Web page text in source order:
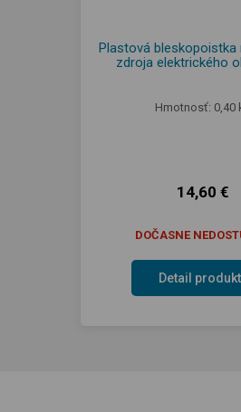
Plastová bleskopoistka
zdroja elektrického
Hmotnosť: 0,40
14,60 €
DOČASNE
Detail